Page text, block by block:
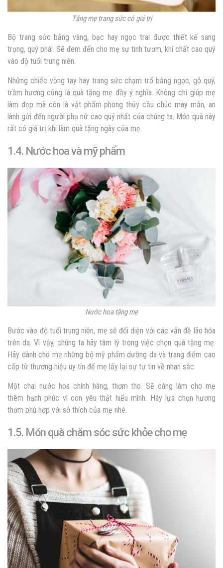
Tặng mẹ trang sức có giá trị
Bộ trang sức bằng vàng, bạc hay ngọc trai được thiết kế sang
trọng, quý phái. Sẽ đem đến cho mẹ sự tinh tươm, khí chất cao quý
vào độ tuổi trung niên.
Những chiếc vòng tay hay trang sức chạm trổ bằng ngọc, gỗ quý,
trầm hương cũng là quà tặng mẹ đầy ý nghĩa. Không chỉ giúp mẹ
làm đẹp mà còn là vật phẩm phong thủy cầu chúc may mắn, an
lành gửi đến người phụ nữ cao quý nhất của chúng ta. Món quà này
rất có giá trị khi làm quà tặng ngày của mẹ.
1.4. Nước hoa và mỹ phẩm
Nước hoa tặng mẹ
Bước vào độ tuổi trung niên, mẹ sẽ đối diện với các vấn đề lão hóa
trên da. Vì vậy, chúng ta hãy tâm lý trong việc chọn quà tặng mẹ.
Hãy dành cho mẹ những bộ mỹ phẩm dưỡng da và trang điểm cao
cấp từ thương hiệu uy tín để mẹ lấy lại sự tự tin về nhan sắc.
Một chai nước hoa chính hãng, thơm tho. Sẽ càng làm cho mẹ
thêm hạnh phúc vì con yêu thật hiểu mình. Hãy lựa chọn hương
thơm phù hợp với sở thích của mẹ nhé.
1.5. Món quà chăm sóc sức khỏe cho mẹ